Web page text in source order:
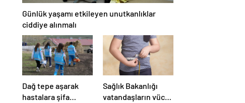
Günlük yaşamı etkileyen unutkanlıklar
ciddiye alınmalı
Dağ tepe aşarak
hastalara şifa
Sağlık Bakanlığı
vatandaşların vücut